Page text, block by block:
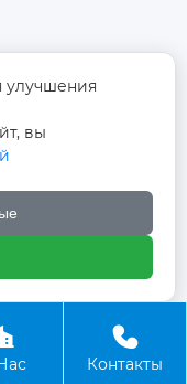
Наньцзяо,
провинция

Контакты
улучшения
вы